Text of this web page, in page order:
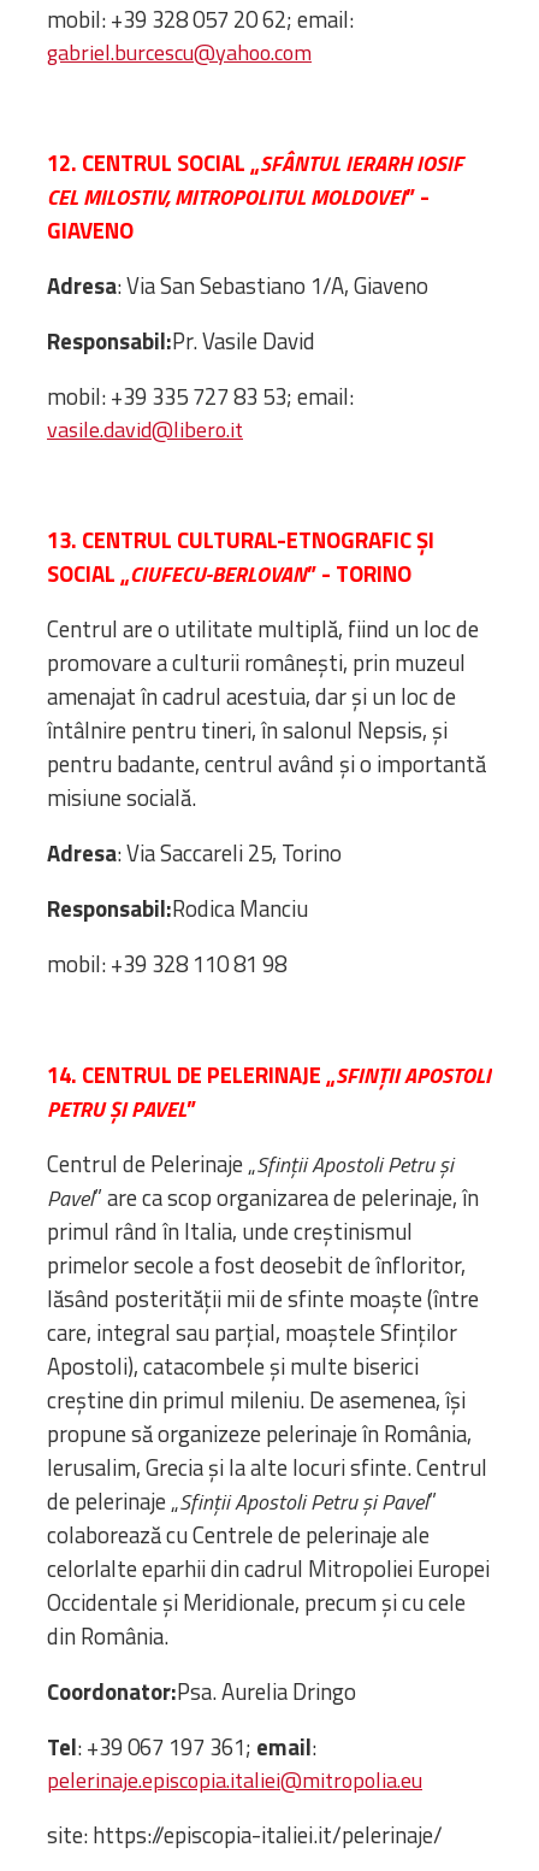
mobil: +39 328 057 20 62; email:
gabriel.burcescu@yahoo.com
12. CENTRUL SOCIAL „SFÂNTUL IERARH IOSIF
CEL MILOSTIV, MITROPOLITUL MOLDOVEI” -
GIAVENO
Adresa: Via San Sebastiano 1/A, Giaveno
Responsabil:Pr. Vasile David
mobil: +39 335 727 83 53; email:
vasile.david@libero.it
13. CENTRUL CULTURAL-ETNOGRAFIC ȘI
SOCIAL „CIUFECU-BERLOVAN” - TORINO
Centrul are o utilitate multiplă, fiind un loc de
promovare a culturii românești, prin muzeul
amenajat în cadrul acestuia, dar și un loc de
întâlnire pentru tineri, în salonul Nepsis, și
pentru badante, centrul având și o importantă
misiune socială.
Adresa: Via Saccareli 25, Torino
Responsabil:Rodica Manciu
mobil: +39 328 110 81 98
14. CENTRUL DE PELERINAJE „SFINŢII APOSTOLI
PETRU ŞIPAVEL”
Centrul de Pelerinaje „Sfinții Apostoli Petru și
Pavel” are ca scop organizarea de pelerinaje, în
primul rând în Italia, unde creștinismul
primelor secole a fost deosebit de înfloritor,
lăsând posterității mii de sfinte moaște (între
care, integral sau parțial, moaștele Sfinților
Apostoli), catacombele și multe biserici
creștine din primul mileniu. De asemenea, își
propune să organizeze pelerinaje în România,
Ierusalim, Grecia şi la alte locuri sfinte. Centrul
de pelerinaje „Sfinții Apostoli Petru şi Pavel”
colaborează cu Centrele de pelerinaje ale
celorlalte eparhii din cadrul Mitropoliei Europei
Occidentale şi Meridionale, precum şi cu cele
din România.
Coordonator:Psa. Aurelia Dringo
Tel: +39 067 197 361; email:
pelerinaje.episcopia.italiei@mitropolia.eu
site: https://episcopia-italiei.it/pelerinaje/